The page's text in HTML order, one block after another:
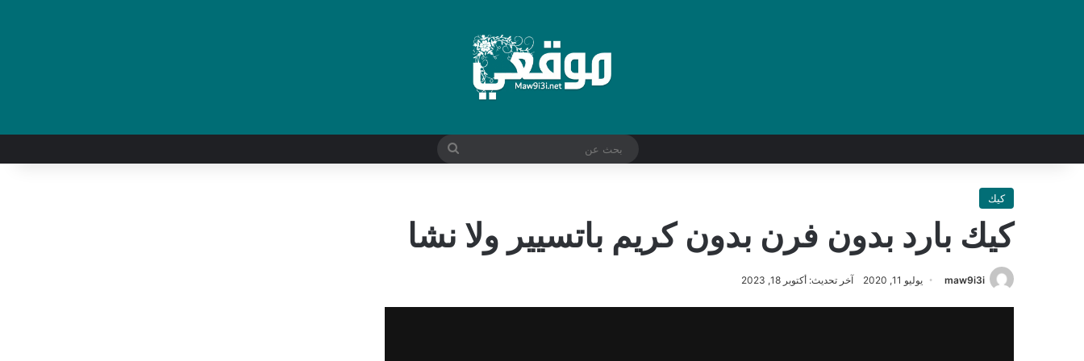
بحث
كيك
كيك بارد بدون فرن بدون كريم باتسيير ولا نشا
maw9i3i يوليو 11, 2020 آخر تحديث: أكتوبر 18, 2023